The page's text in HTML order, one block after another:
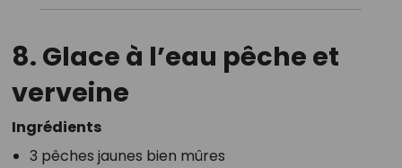
8. Glace à l’eau pêche et
verveine
Ingrédients
3 pêches jaunes bien mûres